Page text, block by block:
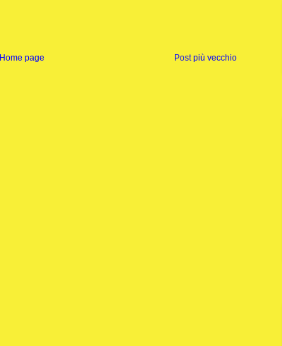
Post più vecchio
Home page